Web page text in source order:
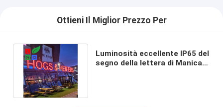
Ottieni Il Miglior Prezzo Per
Luminosità eccellente IP65 del
segno della lettera di Manica